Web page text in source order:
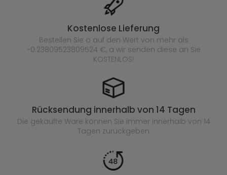
Kostenlose Lieferung
Bestellen Sie o auf den Wert von mehr als
-0.23809523809524 €, a wir senden diese an Sie
KOSTENLOS!
Rücksendung innerhalb von 14 Tagen
Die gekaufte Ware können Sie immer innerhalb von 14
Tagen zurückgeben